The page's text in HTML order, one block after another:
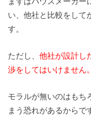
い、他社と比較をして
す。
ただし、他社が設計し
渉をしてはいけません。
モラルが無いのはもち
まう恐れがあるからで